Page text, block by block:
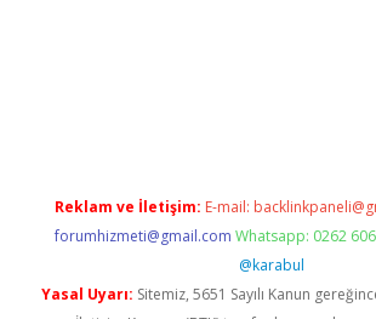
Reklam ve İletişim: E-mail:
forumhizmeti@gmail.com Whatsapp: 0262
@karabul
Yasal Uyarı: Sitemiz, 5651 Sayılı Kanun